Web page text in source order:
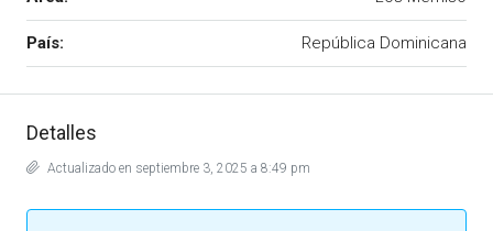
País: República Dominicana
Detalles
Actualizado en septiembre 3, 2025 a 8:49 pm